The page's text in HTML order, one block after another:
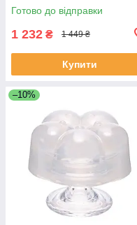
Готово до відправки
1 232 ₴ 1 449 ₴
Купити
–10%